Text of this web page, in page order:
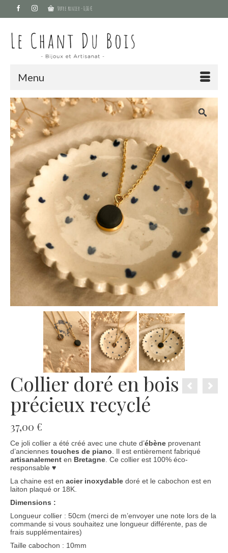
Votre panier -0,00€
Menu
Collier doré en bois
précieux recyclé
37,00 €
Ce joli collier a été créé avec une chute d’ébène provenant
d’anciennes touches de piano . Il est entièrement fabriqué
artisanalement en Bretagne . Ce collier est 100% éco-
responsable ♥
La chaine est en acier inoxydable doré et le cabochon est en
laiton plaqué or 18K.
Dimensions :
Longueur collier : 50cm (merci de m’envoyer une note lors de la
commande si vous souhaitez une longueur différente, pas de
frais supplémentaires)
Taille cabochon : 10mm